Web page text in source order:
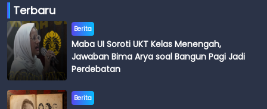
Terbaru
Berita
Maba UI Soroti UKT Kelas Menengah,
Jawaban Bima Arya soal Bangun Pagi Jadi
Perdebatan
Berita